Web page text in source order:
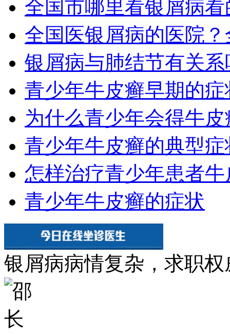
全国市哪里看银屑病
全国医银屑病的医院
银屑病与肺结节有关系
青少年牛皮癣早期的
为什么青少年会得牛皮
青少年牛皮癣的典型症
怎样治疗青少年患者牛
青少年牛皮癣的症状
银屑病病情复杂，求职